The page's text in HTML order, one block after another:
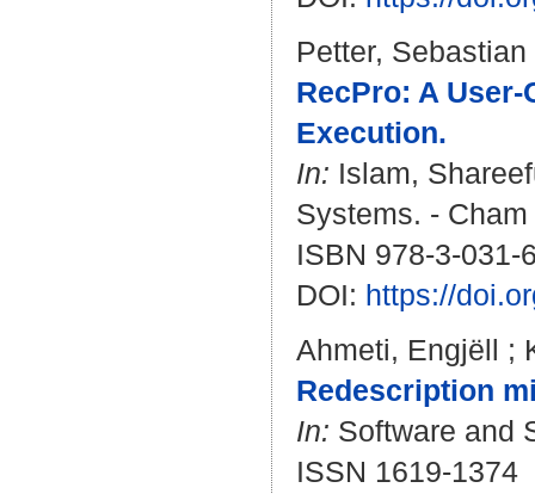
Petter, Sebastian
RecPro: A
Execution.
In: Islam,
Systems. -
ISBN 978-3-031-
DOI: https://
Ahmeti, Engjëll ;
Redescription
In: Software and
ISSN 1619-1374